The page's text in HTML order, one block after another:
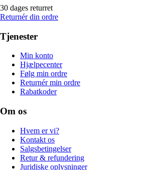
30 dages returret
Returnér din ordre
Tjenester
Min konto
Hjælpecenter
Følg min ordre
Returnér min ordre
Rabatkoder
Om os
Hvem er vi?
Kontakt os
Salgsbetingelser
Retur & refundering
Juridiske oplysninger